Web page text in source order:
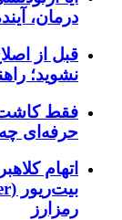
درمان،
نشوید؛
فقط کاشت
حرفه‌ای چه
رمزارز